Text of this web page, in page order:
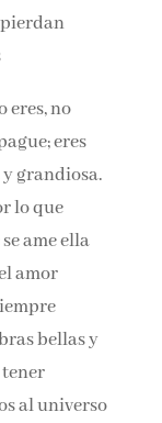
y no
eres, no
eres
mide
lo que
así
si